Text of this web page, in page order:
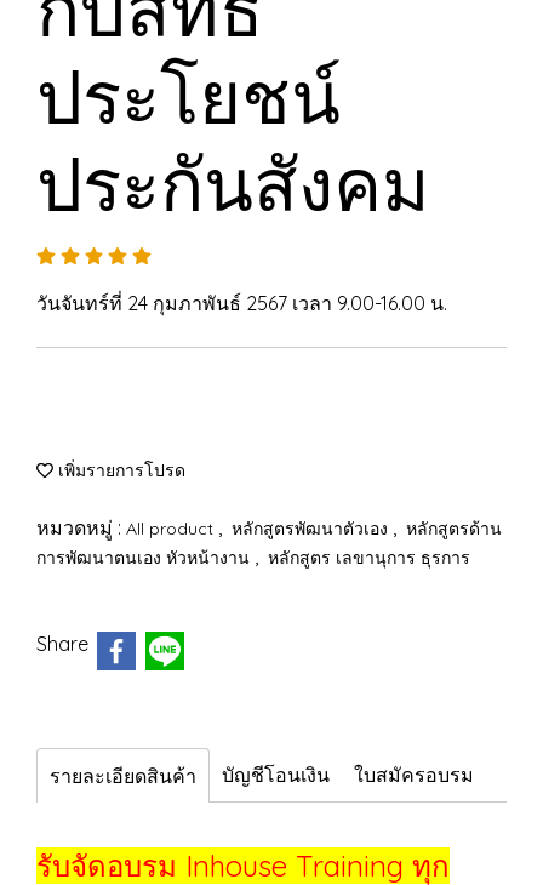
ประโยชน์
ประกันสังคม
วันจันทร์ที่ 24 กุมภาพันธ์ 2567 เวลา 9.00-16.00 น.
เพิ่มรายการโปรด
หมวดหมู่ : All product , หลักสูตรพัฒนาตัวเอง , หลักสูตรด้าน
การพัฒนาตนเอง หัวหน้างาน , หลักสูตร เลขานุการ ธุรการ
Share
รายละเอียดสินค้า บัญชีโอนเงิน ใบสมัครอบรม
รับจัดอบรม Inhouse Training ทุก